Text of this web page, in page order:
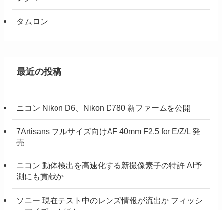
タムロン
最近の投稿
ニコン Nikon D6、Nikon D780 新ファームを公開
7Artisans フルサイズ向けAF 40mm F2.5 for E/Z/L 発
売
ニコン 動体検出を高速化する新撮像素子の特許 AI予
測にも貢献か
ソニー 現在テスト中のレンズ情報が流出か フィッシ